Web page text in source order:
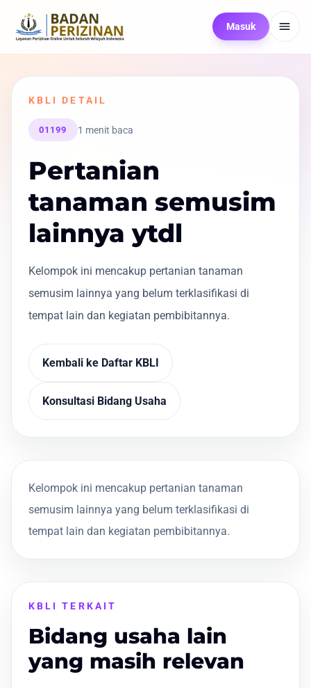
Masuk
KBLI DETAIL
01199 1 menit baca
Pertanian
tanaman semusim
lainnya ytdl
Kelompok ini mencakup pertanian tanaman
semusim lainnya yang belum terklasifikasi di
tempat lain dan kegiatan pembibitannya.
Kembali ke Daftar KBLI
Konsultasi Bidang Usaha
Kelompok ini mencakup pertanian tanaman
semusim lainnya yang belum terklasifikasi di
tempat lain dan kegiatan pembibitannya.
KBLI TERKAIT
Bidang usaha lain
yang masih relevan